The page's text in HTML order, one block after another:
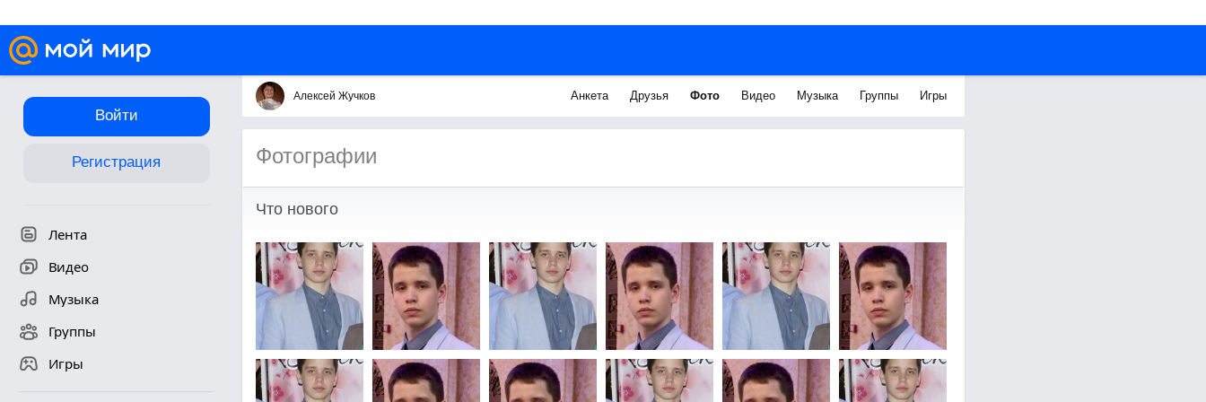
Войти
Регистрация
Лента
Видео
Музыка
Группы
Игры
Алексей Жучков Анкета Друзья Фото Видео Музыка Группы Игры
Фотографии
Что нового